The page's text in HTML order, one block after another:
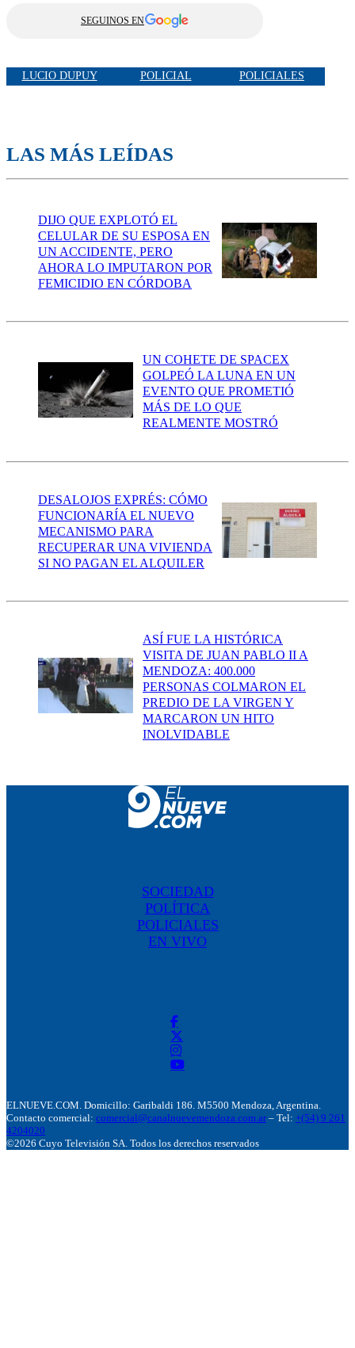
SEGUINOS EN
LUCIO DUPUY POLICIAL POLICIALES
LAS MÁS LEÍDAS
DIJO QUE EXPLOTÓ EL
CELULAR DE SU ESPOSA EN
UN ACCIDENTE, PERO
AHORA LO IMPUTARON POR
FEMICIDIO EN CÓRDOBA
UN COHETE DE SPACEX
GOLPEÓ LA LUNA EN UN
EVENTO QUE PROMETIÓ
MÁS DE LO QUE
REALMENTE MOSTRÓ
DESALOJOS EXPRÉS: CÓMO
FUNCIONARÍA EL NUEVO
MECANISMO PARA
RECUPERAR UNA VIVIENDA
SI NO PAGAN EL ALQUILER
ASÍ FUE LA HISTÓRICA
VISITA DE JUAN PABLO II A
MENDOZA: 400.000
PERSONAS COLMARON EL
PREDIO DE LA VIRGEN Y
MARCARON UN HITO
INOLVIDABLE
SOCIEDAD
POLÍTICA
POLICIALES
EN VIVO
ELNUEVE.COM. Domicillo: Garibaldi 186. M5500 Mendoza, Argentina.
Contacto comercial: comercial@canalnuevemendoza.com.ar – Tel: +(54) 9 261
4204020
©2026 Cuyo Televisión SA. Todos los derechos reservados